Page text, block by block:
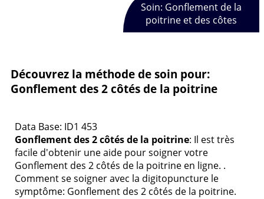
Soin: Gonflement de la
poitrine et des côtes
Découvrez la méthode de soin pour:
Gonflement des 2 côtés de la poitrine
Data Base: ID1 453
Gonflement des 2 côtés de la poitrine: Il est très
facile d'obtenir une aide pour soigner votre
Gonflement des 2 côtés de la poitrine en ligne. .
Comment se soigner avec la digitopuncture le
symptôme: Gonflement des 2 côtés de la poitrine.